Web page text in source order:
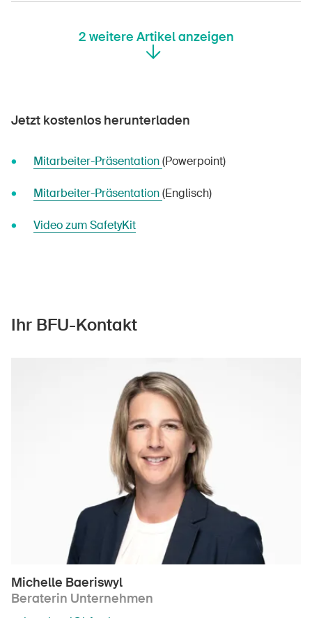
EN
Newsletter abonnieren
2 weitere Artikel anzeigen
Jetzt kostenlos herunterladen
Mitarbeiter-Präsentation(Powerpoint)
Mitarbeiter-Präsentation(Englisch)
Video zum SafetyKit
Ihr BFU-Kontakt
Michelle Baeriswyl
Beraterin Unternehmen